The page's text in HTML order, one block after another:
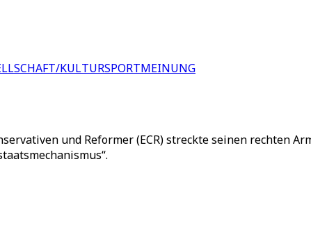
KULTURSPORTMEINUNG
und Reformer (ECR) streckte seinen rechten